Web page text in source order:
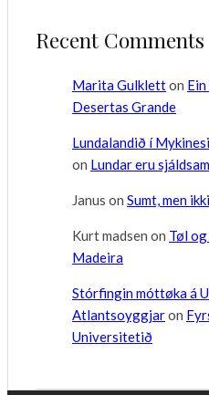
Recent Comments
Marita Gulkletton
Desertas Grande
Lundalandið í
on Lundar eru
Janus on Sumt, men
Kurt madsen on Tøl
Madeira
Stórfingin móttøka á
Atlantsoyggjaron
Universitetið